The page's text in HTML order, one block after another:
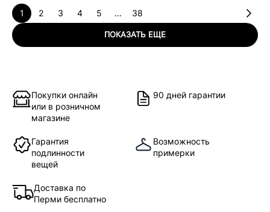
1 2 3 4 5 ... 38
ПОКАЗАТЬ ЕЩЕ
Покупки онлайн
или в розничном
магазине
90 дней гарантии
Гарантия
подлинности
вещей
Возможность
примерки
Доставка по
Перми бесплатно